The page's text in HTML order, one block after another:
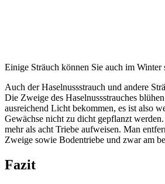
Einige Sträuch können Sie auch im Winter
Auch der Haselnussstrauch und andere
Die Zweige des Haselnussstrauches
ausreichend Licht bekommen, es ist also
Gewächse nicht zu dicht gepflanzt
mehr als acht Triebe aufweisen. Man
Zweige sowie Bodentriebe und zwar am
Fazit